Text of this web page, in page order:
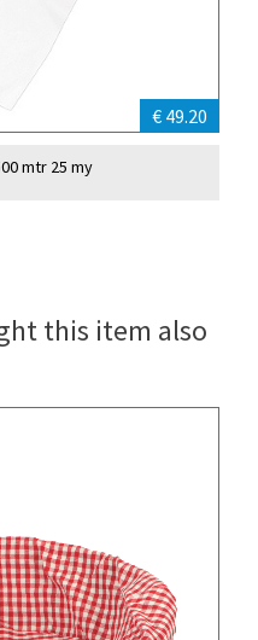
€ 49.20
mtr 25 my
this item also